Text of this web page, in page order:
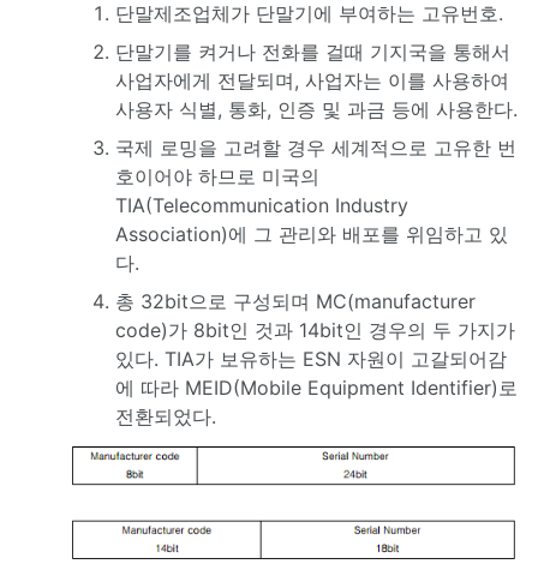
단말제조업체가 단말기에 부여하는 고유번호.
단말기를 켜거나 전화를 걸때 기지국을 통해서
사업자에게 전달되며, 사업자는 이를 사용하여
사용자 식별, 통화, 인증 및 과금 등에 사용한다.
국제 로밍을 고려할 경우 세계적으로 고유한 번
호이어야 하므로 미국의
TIA(Telecommunication Industry
Association)에 그 관리와 배포를 위임하고 있
다.
총 32bit으로 구성되며 MC(manufacturer
code)가 8bit인 것과 14bit인 경우의 두 가지가
있다. TIA가 보유하는 ESN 자원이 고갈되어감
에 따라 MEID(Mobile Equipment Identifier)로
전환되었다.